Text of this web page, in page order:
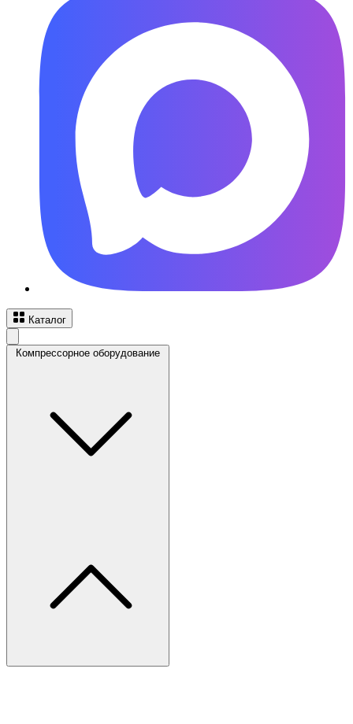
Каталог
Компрессорное оборудование